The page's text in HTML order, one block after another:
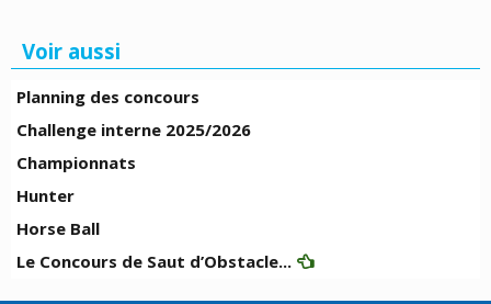
Voir aussi
Planning des concours
Challenge interne 2025/2026
Championnats
Hunter
Horse Ball
Le Concours de Saut d’Obstacle...